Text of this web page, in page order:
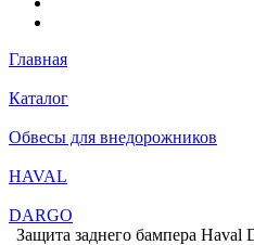
Главная
Каталог
Обвесы для внедорожников
HAVAL
DARGO
Защита заднего бампера